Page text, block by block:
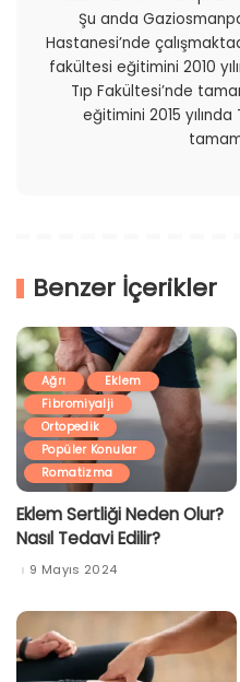
Şu anda
Hastanesi’nde
fakültesi eğitimini 2010
Tıp Fakültesi’nde
eğitimini 2015
Benzer İçerikler
Ağrı
Eklem
Fibromiyalji
Ortopedik
Popüler Konular
Romatizma
Eklem Sertliği Neden Olur?
Nasıl Tedavi Edilir?
9 Mayıs 2024